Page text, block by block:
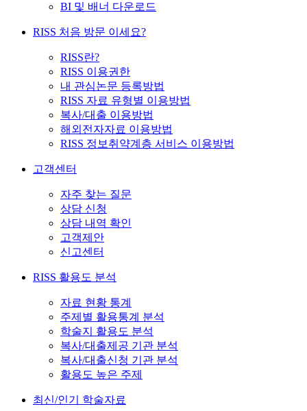
BI 및 배너 다운로드
RISS 처음 방문 이세요?
RISS란?
RISS 이용권한
내 관심논문 등록방법
RISS 자료 유형별 이용방법
복사/대출 이용방법
해외전자자료 이용방법
RISS 정보취약계층 서비스 이용방법
고객센터
자주 찾는 질문
상담 신청
상담 내역 확인
고객제안
신고센터
RISS 활용도 분석
자료 현황 통계
주제별 활용통계 분석
학술지 활용도 분석
복사/대출제공 기관 분석
복사/대출신청 기관 분석
활용도 높은 주제
최신/인기 학술자료